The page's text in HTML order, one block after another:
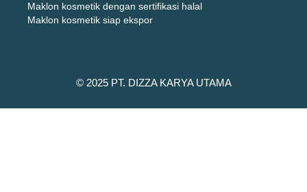
Maklon kosmetik dengan sertifikasi halal
Maklon kosmetik siap ekspor
© 2025 PT. DIZZA KARYA UTAMA